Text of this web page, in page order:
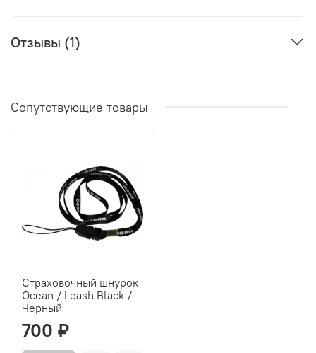
Отзывы (1)
Сопутствующие товары
Страховочный шнурок
Ocean / Leash Black /
Черный
700 ₽